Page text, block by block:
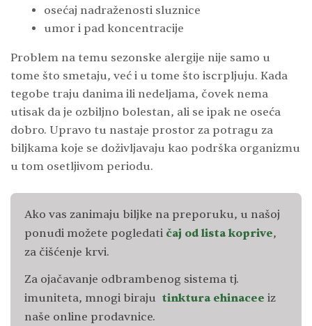
osećaj nadraženosti sluznice
umor i pad koncentracije
Problem na temu sezonske alergije nije samo u
tome što smetaju, već i u tome što iscrpljuju. Kada
tegobe traju danima ili nedeljama, čovek nema
utisak da je ozbiljno bolestan, ali se ipak ne oseća
dobro. Upravo tu nastaje prostor za potragu za
biljkama koje se doživljavaju kao podrška organizmu
u tom osetljivom periodu.
Ako vas zanimaju biljke na preporuku, u našoj
ponudi možete pogledati čaj od lista koprive,
za čišćenje krvi.
Za ojačavanje odbrambenog sistema tj.
imuniteta, mnogi biraju tinktura ehinacee iz
naše online prodavnice.